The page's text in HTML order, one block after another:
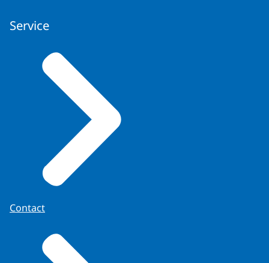
Service
Contact